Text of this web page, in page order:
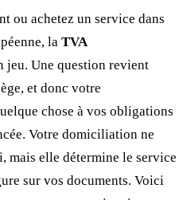
ou achetez un service dans
la TVA
jeu. Une question revient
et donc votre
chose à vos obligations
Votre domiciliation ne
mais elle détermine le service
sur vos documents. Voici